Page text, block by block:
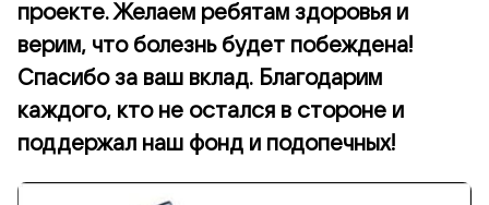
проекте. Желаем ребятам здоровья и
верим, что болезнь будет побеждена!
Спасибо за ваш вклад. Благодарим
каждого, кто не остался в стороне и
поддержал наш фонд и подопечных!